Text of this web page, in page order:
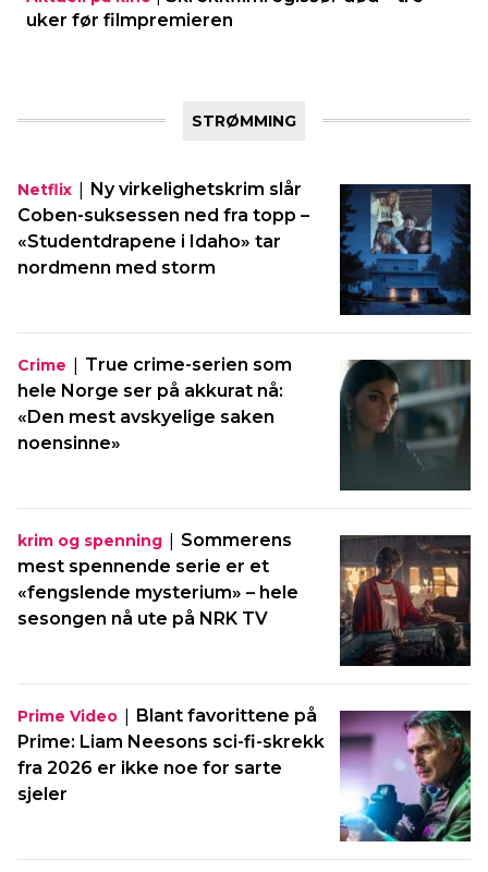
uker før filmpremieren
STRØMMING
Netflix | Ny virkelighetskrim slår
Coben-suksessen ned fra topp –
«Studentdrapene i Idaho» tar
nordmenn med storm
Crime | True crime-serien som
hele Norge ser på akkurat nå:
«Den mest avskyelige saken
noensinne»
krim og spenning | Sommerens
mest spennende serie er et
«fengslende mysterium» – hele
sesongen nå ute på NRK TV
Prime Video | Blant favorittene på
Prime: Liam Neesons sci-fi-skrekk
fra 2026 er ikke noe for sarte
sjeler